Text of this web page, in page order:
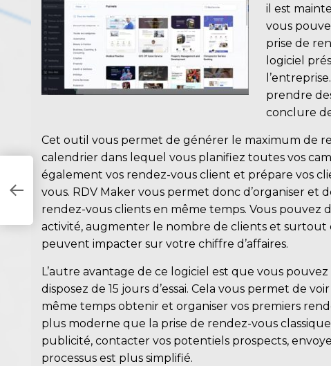
il est
vous
prise de
logiciel
prendre
conclure
Cet outil vous permet de générer le maximum de
calendrier dans lequel vous planifiez toutes vos
également vos rendez-vous client et prépare vos
vous. RDV Maker vous permet donc d’organiser et
rendez-vous clients en même temps. Vous
activité, augmenter le nombre de clients et
peuvent impacter sur votre chiffre d’affaires.
L’autre avantage de ce logiciel est que vous
disposez de 15 jours d’essai. Cela vous permet de
même temps obtenir et organiser vos premiers
plus moderne que la prise de rendez-vous
publicité, contacter vos potentiels prospects,
processus est plus simplifié.